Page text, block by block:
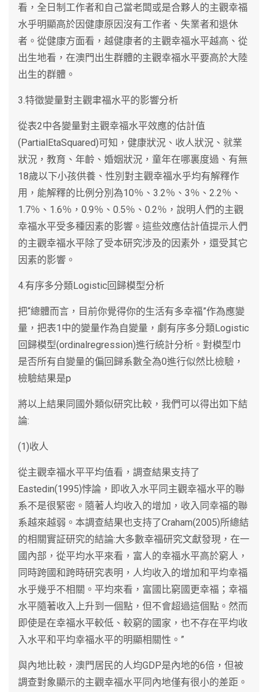
看，全日制工作者和自己當老闆或是合夥人的主觀幸福
水乎明顯高於因健康原因沒有工作者、失業者和退休
者。從健康方面看，越健康者的主觀幸福水平越高、從
出生地看，在澳門出生群體的主觀幸福水平要高於大陸
出生的群體。
3.特徵變量對主觀聿福水平的影響分析
從表2中各變量對主觀幸福水平效應的估計值
(PartialEtaSquared)可知，健康狀況、收人狀況、就業
狀況，教育、年齡、婚姻狀況，童年在哪裏度過、有無
18歲以下小孩供養、性別對主觀幸福水乎均有解釋作
用，能解釋的比例分別為10％、3.2％、3％、2.2％、
1.7％、1.6％，0.9％、0.5％、0.2％，說明人們的主觀
幸福水平受多種因素的影響。這些效應估計值提示人們
的主觀幸福水平除了受本研究涉及的因素外，還受其它
因素的影響。
4.有序多分類Logistic回歸模型分析
把“總體而言，目前你覺得你的生活有多幸福”作為應變
量，把表1中的變量作為自變量，劇有序多分類Logistic
回歸模型(ordinalregression)進行統計分析。對模型巾
是否所有自變量的偏回歸系數全為0進行似然比檢驗，
檢驗結果是p
將以上結果同國外類似研究比較，我們可以得出如下結
論:
(1)收人
從主觀幸福水平平均值看，調查結果支持了
Eastedin(1995)悖論，即收入水平同主觀幸福水平的聯
系不是很緊密。隨著人均收入的增加，收入同幸福的聯
系越來越弱。本調查結果也支持了Craham(2005)所總結
的相關實証研究的結論:大多數幸福研究文獻發現，在一
國內部，從平均水平來看，富人的幸福水平高於窮人，
同時跨國和跨時研究表明，人均收入的增加和平均幸福
水乎幾乎不相關。平均來看，富國比窮國更幸福；幸福
水平隨著收入上升到一個點，但不會超過這個點。然而
即使是在幸福水平較低、較窮的國家，也不存在平均收
入水平和平均幸福水平的明顯相關性。”
與內地比較，澳門居民的人均GDP是內地的6倍，但被
調查對象顯示的主觀幸福水平同內地僅有很小的差距。